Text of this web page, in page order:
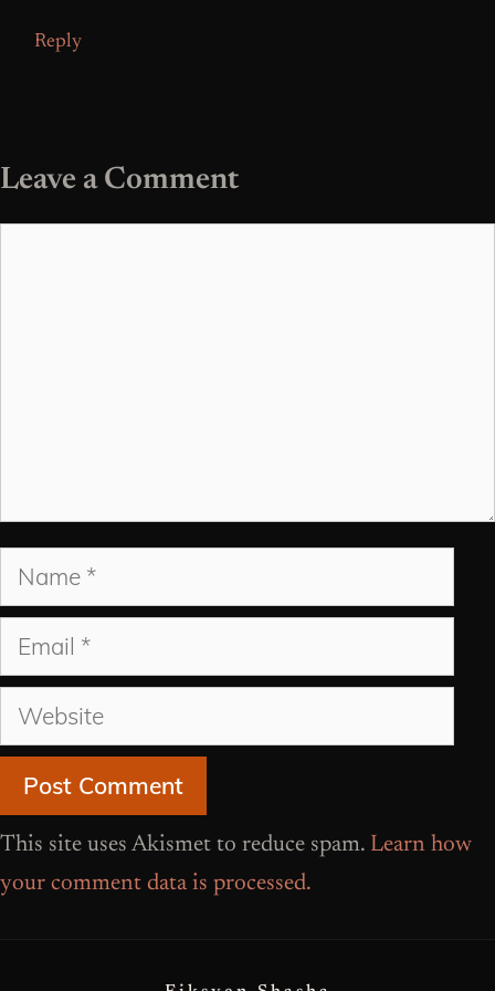
Reply
Leave a Comment
Name
Email
Website
This site uses Akismet to reduce spam. Learn how
your comment data is processed.